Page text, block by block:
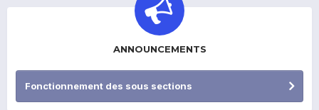
ANNOUNCEMENTS
Fonctionnement des sous sections